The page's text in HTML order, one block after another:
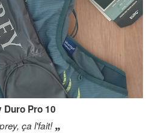
Duro Pro 10
ça l'fait!